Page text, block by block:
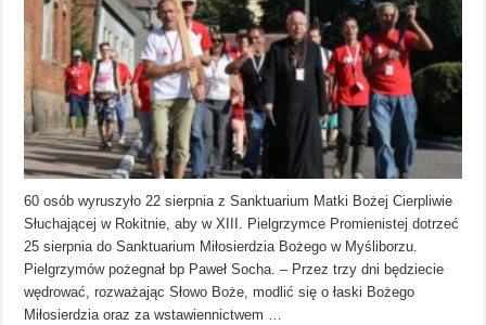
60 osób wyruszyło 22 sierpnia z Sanktuarium Matki Bożej Cierpliwie
Słuchającej w Rokitnie, aby w XIII. Pielgrzymce Promienistej dotrzeć
25 sierpnia do Sanktuarium Miłosierdzia Bożego w Myśliborzu.
Pielgrzymów pożegnał bp Paweł Socha. – Przez trzy dni będziecie
wędrować, rozważając Słowo Boże, modlić się o łaski Bożego
Miłosierdzia oraz za wstawiennictwem …